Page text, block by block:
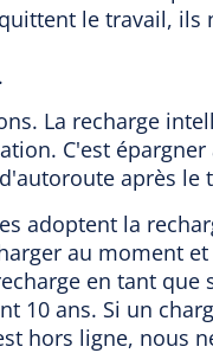
le travail, ils
La recharge
C'est
après le
adoptent la
au moment
en tant que
10 ans. Si un
hors ligne, nous